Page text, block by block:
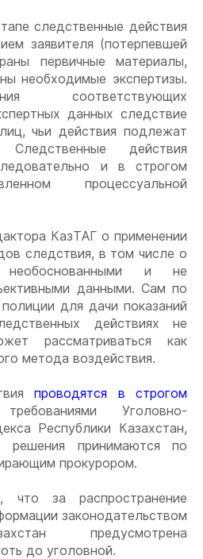
следственные действия
заявителя (потерпевшей
первичные материалы,
необходимые экспертизы.
соответствующих
данных следствие
чьи действия подлежат
действия
и в строгом
процессуальной
КазТАГ о применении
следствия, в том числе о
необоснованными и не
данными. Сам по
для дачи показаний
действиях не
рассматриваться как
метода воздействия.
проводятся в строгом
Уголовно-
Республики Казахстан,
решения принимаются по
прокурором.
что за распространение
законодательством
предусмотрена
до уголовной.